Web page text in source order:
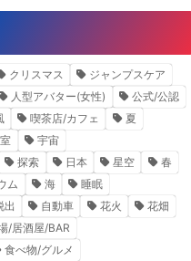
クリスマス
ジャンプスケア
人型アバター(女性)
公式/公認
喫茶店/カフェ
夏
宇宙
探索 日本 星空
春
ム 海
睡眠
出 自動車 花火
花畑
/居酒屋/BAR
食べ物/グルメ